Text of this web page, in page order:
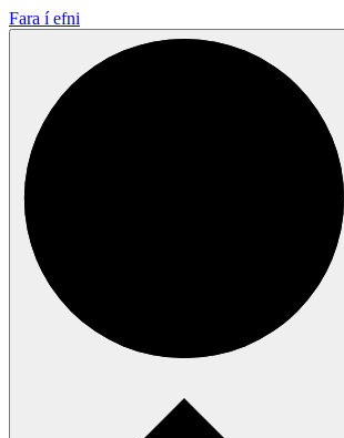
Fara í efni